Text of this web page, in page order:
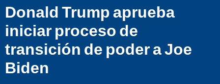
Donald Trump aprueba
iniciar proceso de
transición de poder a Joe
Biden